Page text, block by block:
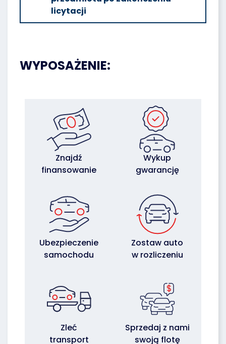
licytacji
WYPOSAŻENIE:
Znajdź
finansowanie
Wykup
gwarancję
Ubezpieczenie
samochodu
Zostaw auto
w rozliczeniu
Zleć
transport
Sprzedaj z nami
swoją flotę